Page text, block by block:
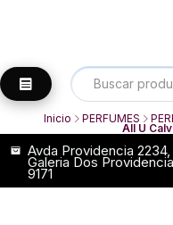
Avda Providencia
Galeria Dos
9171
Inicio PERFUMES
All U